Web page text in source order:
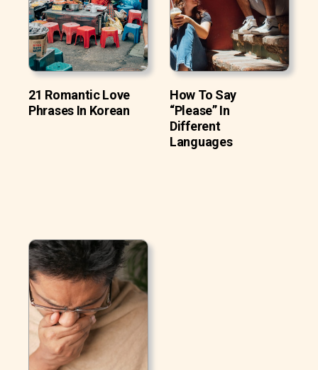
21 Romantic Love
Phrases In Korean
How To Say
“Please” In
Different
Languages